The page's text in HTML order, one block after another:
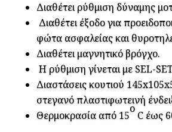
Διαθέτει ρύθμιση δύναμης
Διαθέτει έξοδο για
φώτα ασφαλείας και
Διαθέτει μαγνητικό βρόγχο.
H ρύθμιση γίνεται με SEL-
Διαστάσεις κουτιού
στεγανό πλαστιφωτεινή
Θερμοκρασία από 15
ο
C έως